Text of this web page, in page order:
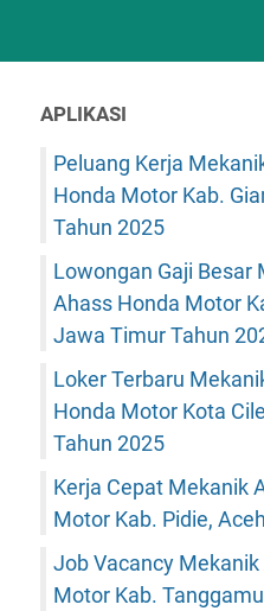
APLIKASI
Peluang Kerja
Honda Motor Kab.
Tahun 2025
Lowongan Gaji Besar
Ahass Honda Motor
Jawa Timur Tahun
Loker Terbaru
Honda Motor Kota
Tahun 2025
Kerja Cepat Mekanik
Motor Kab. Pidie,
Job Vacancy
Motor Kab.